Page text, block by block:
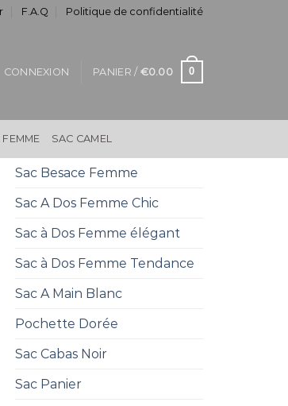
F.A.Q Politique de confidentialité
CONNEXION PANIER / €0.00 0
SAC CAMEL
Sac Besace Femme
Sac A Dos Femme Chic
Sac à Dos Femme élégant
Sac à Dos Femme Tendance
Sac A Main Blanc
Pochette Dorée
Sac Cabas Noir
Sac Panier